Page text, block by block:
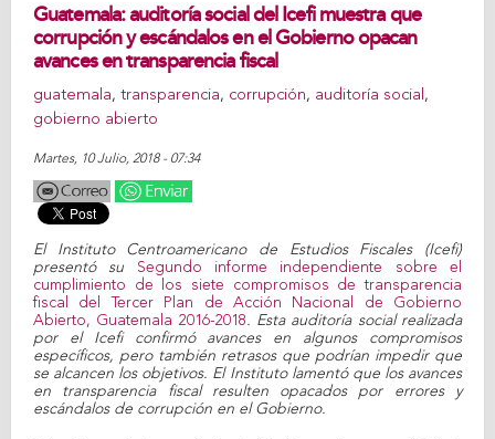
Guatemala: auditoría social del Icefi muestra que
corrupción y escándalos en el Gobierno opacan
avances en transparencia fiscal
guatemala, transparencia, corrupción, auditoría social ,
gobierno abierto
Martes, 10 Julio, 2018 - 07:34
El Instituto Centroamericano de Estudios Fiscales (Icefi)
presentó su Segundo informe independiente sobre el
cumplimiento de los siete compromisos de transparencia
fiscal del Tercer Plan de Acción Nacional de Gobierno
Abierto, Guatemala 2016-2018. Esta auditoría social realizada
por el Icefi confirmó avances en algunos compromisos
específicos, pero también retrasos que podrían impedir que
se alcancen los objetivos. El Instituto lamentó que los avances
en transparencia fiscal resulten opacados por errores y
escándalos de corrupción en el Gobierno.